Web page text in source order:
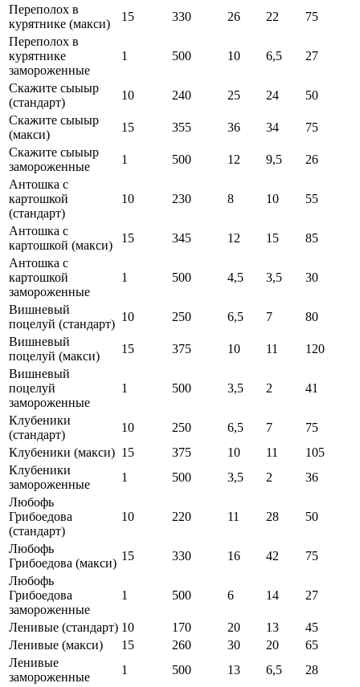
Переполох в
курятнике (макси)
15 330 26 22
75
Переполох в
курятнике
замороженные
1 500 10 6,5 27
Скажите сыыыр
(стандарт)
10 240 25 24
50
Скажите сыыыр
(макси)
15 355 36 34
75
Скажите сыыыр
замороженные
1 500 12 9,5
26
Антошка с
картошкой
(стандарт)
10 230 8 10 55
Антошка с
картошкой (макси)
15 345 12 15
85
Антошка с
картошкой
замороженные
1 500 4,5 3,5 30
Вишневый
поцелуй (стандарт)
10 250 6,5 7
80
Вишневый
поцелуй (макси)
15 375 10 11
120
Вишневый
поцелуй
замороженные
1 500 3,5 2 41
Клубеники
(стандарт)
10 250 6,5 7
75
Клубеники (макси) 15 375 10 11
105
Клубеники
замороженные
1 500 3,5 2
36
Любофь
Грибоедова
(стандарт)
10 220 11 28 50
Любофь
Грибоедова (макси)
15 330 16 42
75
Любофь
Грибоедова
замороженные
1 500 6 14 27
Ленивые (стандарт) 10 170 20 13
45
Ленивые (макси)
15 260 30 20
65
Ленивые
замороженные
1 500 13 6,5
28